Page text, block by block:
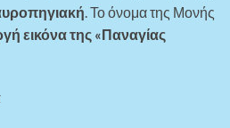
. Το όνομα της Μονής
εικόνα της «Παναγίας